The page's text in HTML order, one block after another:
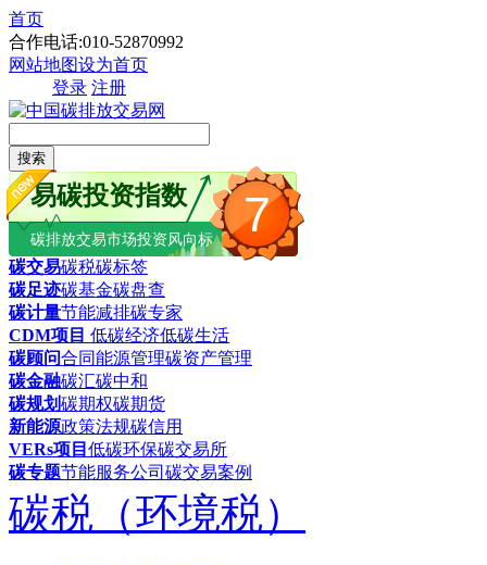
首页
合作电话:010-52870992
网站地图设为首页
登录 注册
搜索
7
易碳投资指数
碳排放交易市场投资风向标
碳交易碳税碳标签
碳足迹碳基金碳盘查
碳计量节能减排碳专家
CDM项目 低碳经济低碳生活
碳顾问合同能源管理碳资产管理
碳金融碳汇碳中和
碳规划碳期权碳期货
新能源政策法规碳信用
VERs项目 低碳环保碳交易所
碳专题节能服务公司 碳交易案例
碳税（环境税）